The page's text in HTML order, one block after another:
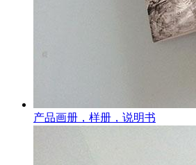
产品画册，样册，说明书